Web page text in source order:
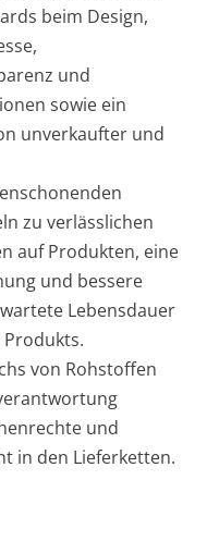
beim Design,
und
sowie ein
unverkaufter und
zu verlässlichen
auf Produkten, eine
und bessere
Lebensdauer
von Rohstoffen
und
in den Lieferketten.